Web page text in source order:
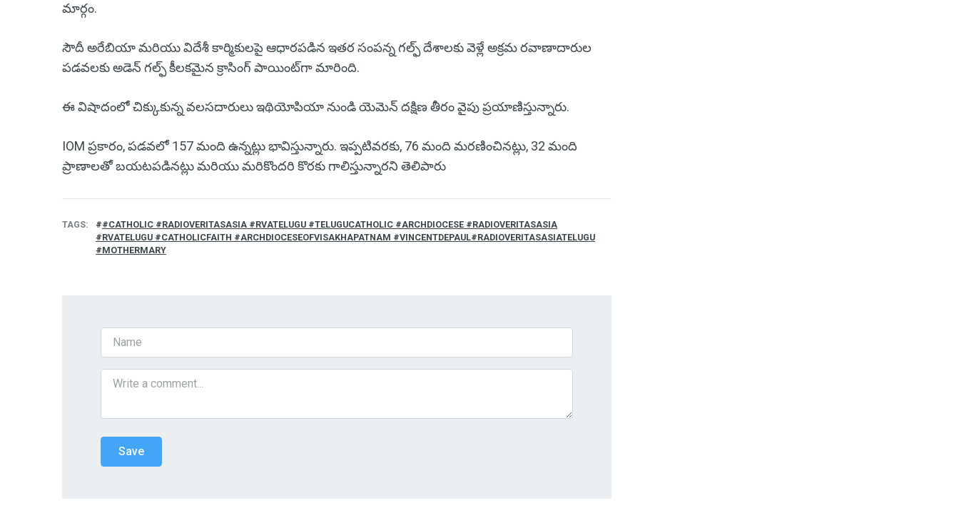
మార్గం.
సౌదీ అరేబియా మరియు విదేశీ కార్మికులపై ఆధారపడిన ఇతర సంపన్న గల్ఫ్ దేశాలకు వెళ్లే అక్రమ రవాణాదారుల
పడవలకు అడెన్ గల్ఫ్ కీలకమైన క్రాసింగ్ పాయింట్‌గా మారింది.
ఈ విషాదంలో చిక్కుకున్న వలసదారులు ఇథియోపియా నుండి యెమెన్ దక్షిణ తీరం వైపు ప్రయాణిస్తున్నారు.
IOM ప్రకారం, పడవలో 157 మంది ఉన్నట్లు భావిస్తున్నారు. ఇప్పటివరకు, 76 మంది మరణించినట్లు, 32 మంది
ప్రాణాలతో బయటపడినట్లు మరియు మరికొందరి కొరకు గాలిస్తున్నారని తెలిపారు
TAGS
#CATHOLIC #RADIOVERITASASIA #RVATELUGU #TELUGUCATHOLIC #ARCHDIOCESE #RADIOVERITASASIA
#RVATELUGU #CATHOLICFAITH #ARCHDIOCESEOFVISAKHAPATNAM #VINCENTDEPAUL#RADIOVERITASASIATELUGU
#MOTHERMARY